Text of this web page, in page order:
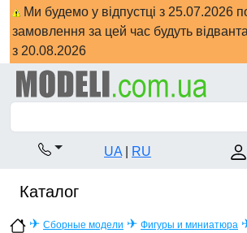
Ми будемо у відпустці з 25.07.2026
замовлення за цей час будуть
з 20.08.2026
UA RU
Каталог
✈ Сборные модели ✈ Фигуры и миниатюра